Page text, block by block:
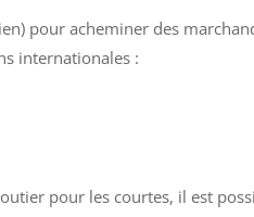
pour acheminer des
internationales :
pour les courtes, il est